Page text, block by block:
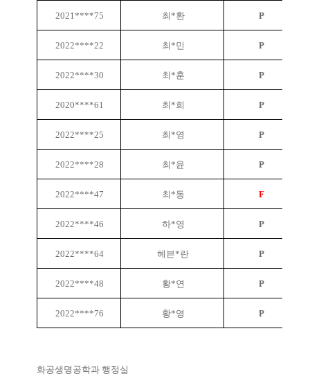
2021****75 최*환 P
2022****22 최*민 P
2022****30 최*훈 P
2020****61 최*희 P
2022****25 최*영 P
2022****28 최*윤 P
2022****47 최*동 F
2022****46 하*영 P
2022****64 헤븐*란 P
2022****48 황*연 P
2022****76 황*영 P
화공생명공학과 행정실